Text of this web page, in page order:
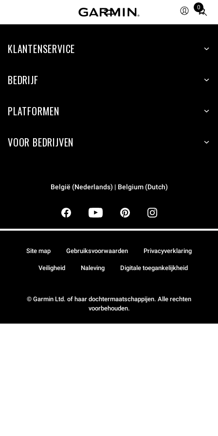
0
Total
items
cart:
KLANTENSERVICE
BEDRIJF
PLATFORMEN
VOOR BEDRIJVEN
België (Nederlands) | Belgium (Dutch)
© Garmin Ltd. of haar dochtermaatschappijen. Alle rechten
voorbehouden.
Site map Gebruiksvoorwaarden Privacyverklaring
Veiligheid Naleving Digitale toegankelijkheid